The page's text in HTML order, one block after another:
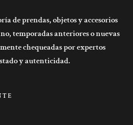
de prendas, objetos y accesorios
temporadas anteriores o nuevas
chequeadas por expertos
y autenticidad.